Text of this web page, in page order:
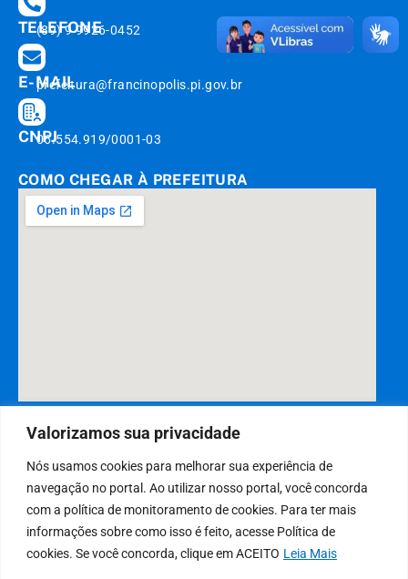
Valorizamos sua privacidade
Nós usamos cookies para melhorar sua experiência de
navegação no portal. Ao utilizar nosso portal, você concorda
com a política de monitoramento de cookies. Para ter mais
informações sobre como isso é feito, acesse Política de
cookies. Se você concorda, clique em ACEITO Leia Mais
TELEFONE
(89) 9 9926-0452
E-MAIL
prefeitura@francinopolis.pi.gov.br
CNPJ06.554.919/0001-03
COMO CHEGAR À PREFEITURA
DESENVOLVIDO POR CR2
Muito mais que criar siteou sistema para prefeituras
! Realizamos
assessoria
as exigências dasleis de transparência públicaserão atendidas.